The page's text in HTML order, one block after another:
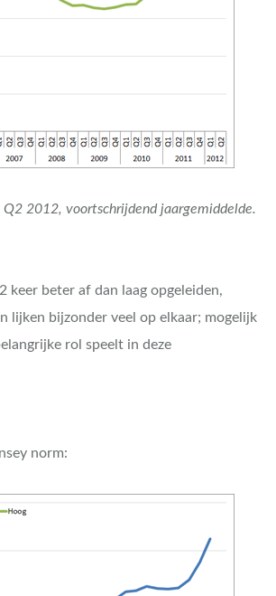
2012, voortschrijdend jaargemiddelde.
beter af dan laag opgeleiden,
lijken bijzonder veel op elkaar; mogelijk
rol speelt in deze
norm: